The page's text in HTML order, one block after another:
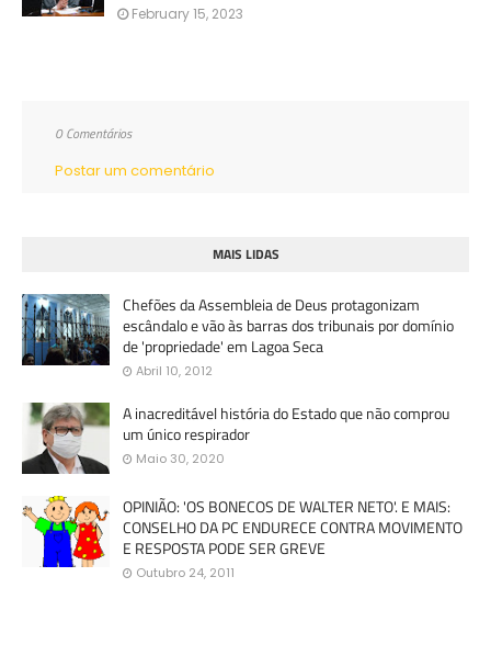
February 15, 2023
0 Comentários
Postar um comentário
MAIS LIDAS
Chefões da Assembleia de Deus protagonizam
escândalo e vão às barras dos tribunais por domínio
de 'propriedade' em Lagoa Seca
Abril 10, 2012
A inacreditável história do Estado que não comprou
um único respirador
Maio 30, 2020
OPINIÃO: 'OS BONECOS DE WALTER NETO'. E MAIS:
CONSELHO DA PC ENDURECE CONTRA MOVIMENTO
E RESPOSTA PODE SER GREVE
Outubro 24, 2011